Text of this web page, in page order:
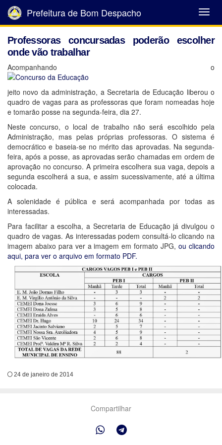
Abrir
Menu
Prefeitura de Bom Despacho
Professoras concursadas poderão escolher
onde vão trabalhar
Acompanhando o
jeito novo da administração, a Secretaria de Educação liberou o
quadro de vagas para as professoras que foram nomeadas hoje
e tomarão posse na segunda-feira, dia 27.
Neste concurso, o local de trabalho não será escolhido pela
Administração, mas pelas próprias professoras. O sistema é
democrático e baseia-se no mérito das aprovadas. Na segunda-
feira, após a posse, as aprovadas serão chamadas em ordem de
aprovação no concurso. A primeira escolhera sua vaga, depois a
segunda escolherá a sua, e assim sucessivamente, até a última
colocada.
A solenidade é pública e será acompanhada por todas as
interessadas.
Para facilitar a escolha, a Secretaria de Educação já divulgou o
quadro de vagas. As interessadas podem consultá-lo clicando na
imagem abaixo para ver a imagem em formato JPG,ou clicando
aqui, para ver o arquivo em formato PDF.
24 de janeiro de 2014
Compartilhar